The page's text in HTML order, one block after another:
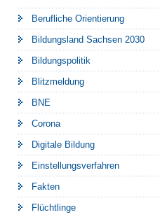
Berufliche Orientierung
Bildungsland Sachsen 2030
Bildungspolitik
Blitzmeldung
BNE
Corona
Digitale Bildung
Einstellungsverfahren
Fakten
Flüchtlinge